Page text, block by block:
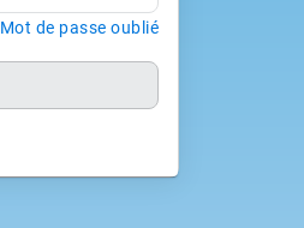
Mot de passe oublié